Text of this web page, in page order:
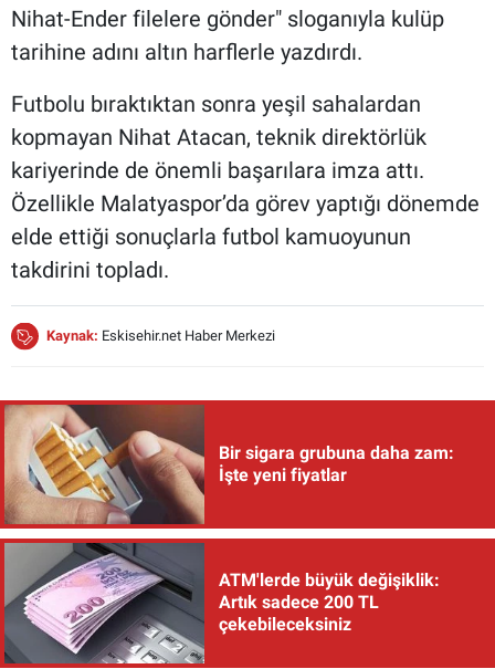
Nihat-Ender filelere gönder" sloganıyla kulüp
tarihine adını altın harflerle yazdırdı.
Futbolu bıraktıktan sonra yeşil sahalardan
kopmayan Nihat Atacan, teknik direktörlük
kariyerinde de önemli başarılara imza attı.
Özellikle Malatyaspor’da görev yaptığı dönemde
elde ettiği sonuçlarla futbol kamuoyunun
takdirini topladı.
Kaynak: Eskisehir.net Haber Merkezi
Bir sigara grubuna daha zam:
İşte yeni fiyatlar
ATM'lerde büyük değişiklik:
Artık sadece 200 TL
çekebileceksiniz